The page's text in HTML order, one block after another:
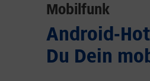
Mobilfunk
Android-
Du Dein